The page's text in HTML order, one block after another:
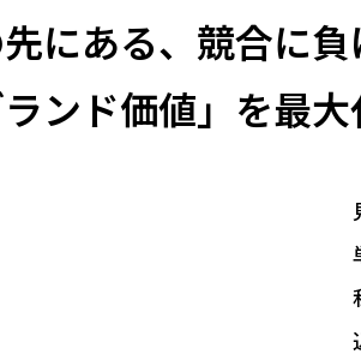
にある、 競合に
ンド価値」を最大